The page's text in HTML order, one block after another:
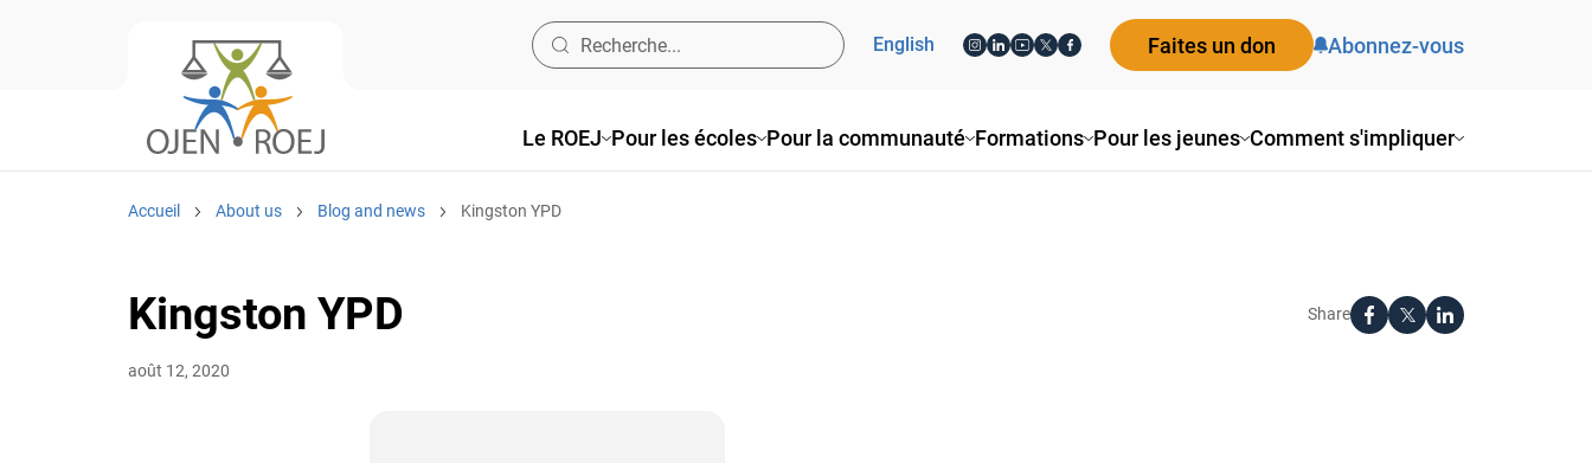
Le ROEJ Pour les écoles Pour la communauté Formations Pour les jeunes Comment s'impliquer
English Faites un don Abonnez-vous
Accueil About us Blog and news Kingston YPD
Kingston YPD Share
août 12, 2020